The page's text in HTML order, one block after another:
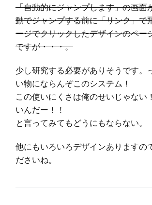
「自動的にジャンプします」の画面
動でジャンプする前に「リンク」で
ージでクリックしたデザインのペー
ですが・・・。
少し研究する必要がありそうです。
い物にならんぞこのシステム！
この使いにくさは俺のせいじゃない
いんだー！！
と言ってみてもどうにもならない。
他にもいろいろデザインありますの
ださいね。